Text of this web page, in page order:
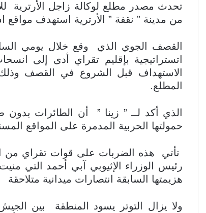
تحدث مصدر مطلع لوكالة زاجل الأرترية
من مدينة ” نقفة ” الأرترية استهدف
القصف الجوي الذي وقع خلال يومي
اتستراتيجية بإقليم تقراي أدى إلى
الاستهداف قبل الشروع في القصف
المطلع.
الذي أكد لــ ” زينا ” أن الطائرات بدون
حمولتها الحربية المدمرة على المواقع
تأتي هذه الضربات على قوات تقراي من
رئيس الوزراء الإثيوبي آبي أحمد
هزيمتها السابقة انتصارات ميدانية متلاحقة
ولا يزال التوتر يسود المنطقة بين